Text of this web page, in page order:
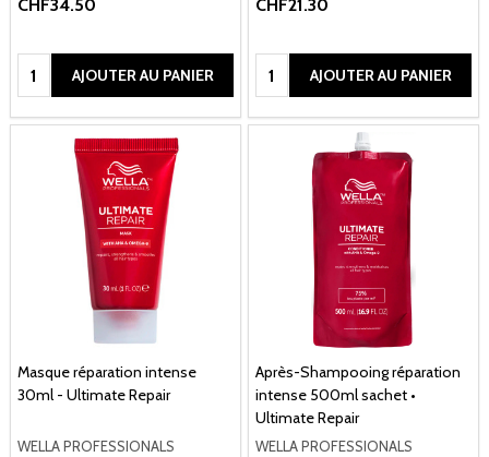
CHF34.50
Quantité:AJOUTER AU PANIER
CHF21.30
Quantité:AJOUTER AU PANIER
Masque réparation intense
30ml - Ultimate Repair
WELLA PROFESSIONALS
Après-Shampooing réparation
intense 500ml sachet •
Ultimate Repair
WELLA PROFESSIONALS